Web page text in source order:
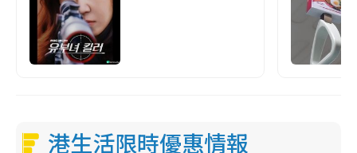
港生活限時優惠情報